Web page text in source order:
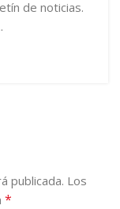
de noticias.
publicada. Los
*